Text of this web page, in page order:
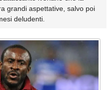
grandi aspettative, salvo poi
deludenti.